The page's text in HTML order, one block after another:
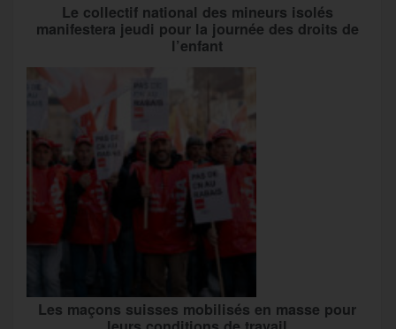
Le collectif national des mineurs isolés
manifestera jeudi pour la journée des droits de
l’enfant
Les maçons suisses mobilisés en masse pour